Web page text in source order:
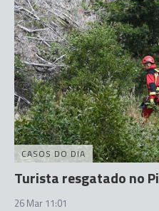
CASOS DO DIA
Turista resgatado no
26 Mar 11:01